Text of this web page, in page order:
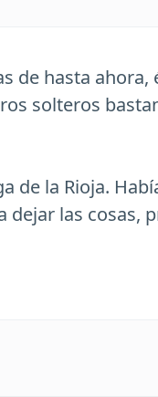
de hasta
solteros
de la Rioja.
dejar las cosas,